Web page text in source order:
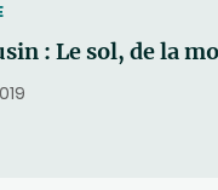
: Le sol, de la